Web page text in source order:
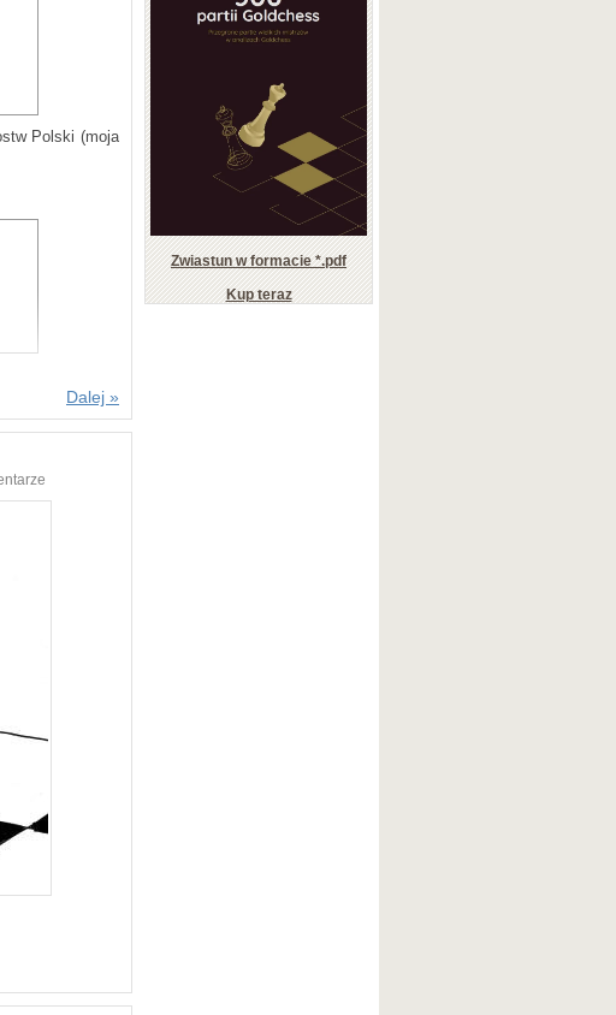
Carlsena
Polski (moja
Związku
Będą jakieś
Dalej »
Zwiastun w formacie *.pdf
Kup teraz